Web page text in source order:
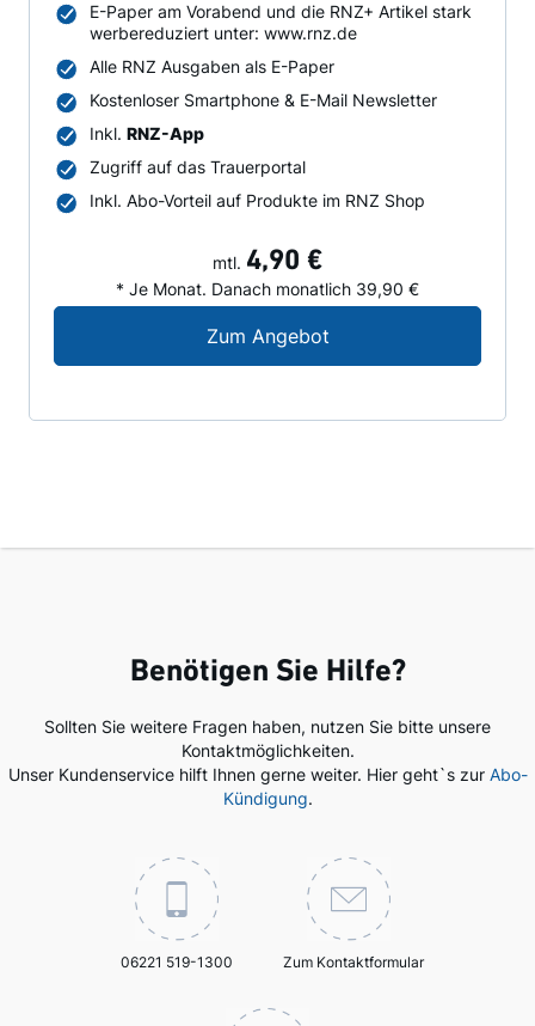
E-Paper am Vorabend und die RNZ+ Artikel stark
werbereduziert unter: www.rnz.de
Alle RNZ Ausgaben als E-Paper
Kostenloser Smartphone & E-Mail Newsletter
Inkl. RNZ-App
Zugriff auf das Trauerportal
Inkl. Abo-Vorteil auf Produkte im RNZ Shop
mtl. 4,90 €
* Je Monat. Danach monatlich 39,90 €
Zum AngebotDigital-Angebot für
Benötigen Sie Hilfe?
Sollten Sie weitere Fragen haben, nutzen Sie bitte unsere
Kontaktmöglichkeiten.
Unser Kundenservice hilft Ihnen gerne weiter. Hier geht`s zur Abo-
Kündigung.
06221 519-1300 Zum Kontaktformular